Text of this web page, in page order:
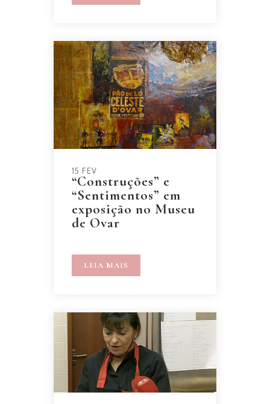
15 FEV
“Construções” e
“Sentimentos” em
exposição no Museu
de Ovar
LEIA MAIS